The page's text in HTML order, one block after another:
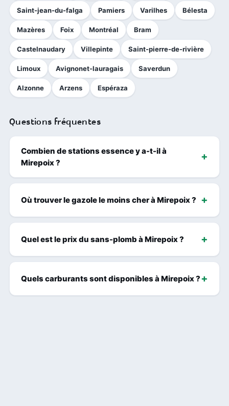
Saint-jean-du-falga Pamiers Varilhes Bélesta
Mazères Foix Montréal Bram
Castelnaudary Villepinte Saint-pierre-de-rivière
Limoux Avignonet-lauragais Saverdun
Alzonne Arzens Espéraza
Questions fréquentes
Combien de stations essence y a-t-il à
Mirepoix ?
Où trouver le gazole le moins cher à Mirepoix ?
Quel est le prix du sans-plomb à Mirepoix ?
Quels carburants sont disponibles à Mirepoix ?